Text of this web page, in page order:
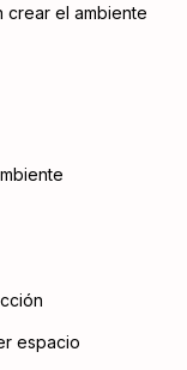
crear el ambiente
espacio